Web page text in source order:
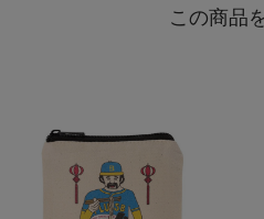
この商品